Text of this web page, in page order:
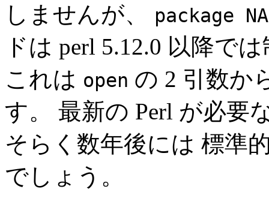
しませんが、
package
ドは perl 5.12.0 以降で
これは open の 2 引数か
す。 最新の Perl が必要
そらく数年後には 標準
でしょう。